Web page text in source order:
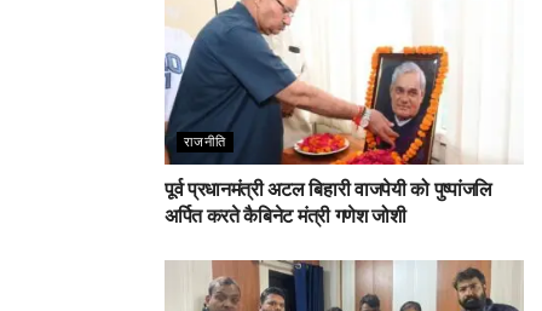
राजनीति
पूर्व प्रधानमंत्री अटल बिहारी वाजपेयी को पुष्पांजलि
अर्पित करते कैबिनेट मंत्री गणेश जोशी